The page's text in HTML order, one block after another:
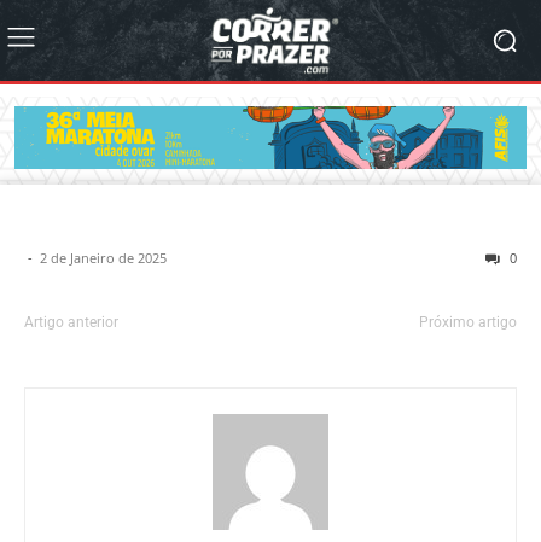
- 2 de Janeiro de 2025 0
Artigo anterior Próximo artigo